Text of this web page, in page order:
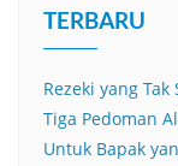
TERBARU
Rezeki yang
Tiga Pedoman
Untuk Bapak